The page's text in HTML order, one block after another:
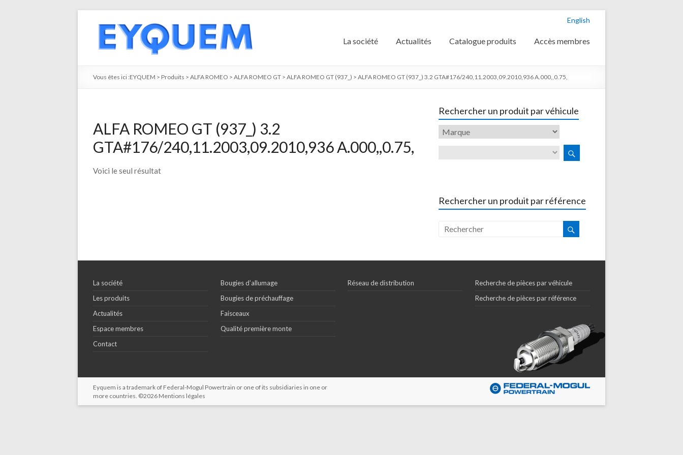
English
La société Actualités Catalogue produits Accès membres
Vous êtes ici :EYQUEM > Produits > ALFA ROMEO > ALFA ROMEO GT > ALFA ROMEO GT (937_) > ALFA ROMEO GT (937_) 3.2 GTA#176/240,11.2003,09.2010,936 A.000,,0.75,
ALFA ROMEO GT (937_) 3.2
GTA#176/240,11.2003,09.2010,936 A.000,,0.75,
Voici le seul résultat
Rechercher un produit par véhicule
Rechercher un produit par référence
La société
Les produits
Actualités
Espace membres
Contact
Bougies d’allumage
Bougies de préchauffage
Faisceaux
Qualité première monte
Réseau de distribution
Recherche de pièces par véhicule
Recherche de pièces par référence
Eyquem is a trademark of Federal-Mogul Powertrain or one of its subsidiaries in one or
more countries. ©2026 Mentions légales